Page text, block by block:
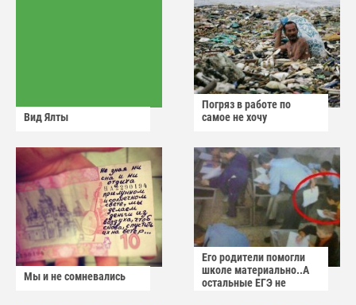
Вид Ялты
Погряз в работе по
самое не хочу
Мы и не сомневались
Его родители помогли
школе материально..А
остальные ЕГЭ не